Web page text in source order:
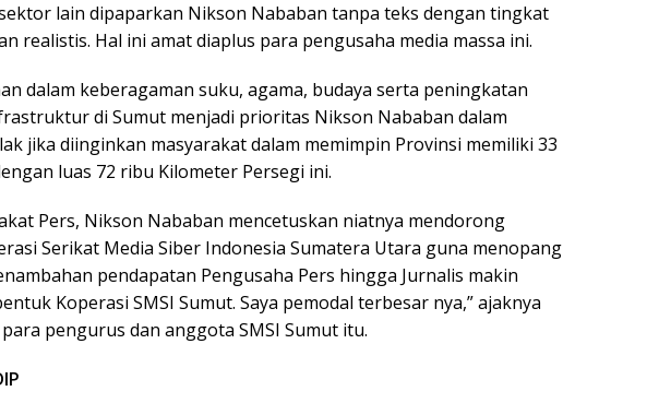
lain dipaparkan Nikson Nababan tanpa teks dengan tingkat
realistis. Hal ini amat diaplus para pengusaha media massa ini.
dalam keberagaman suku, agama, budaya serta peningkatan
di Sumut menjadi prioritas Nikson Nababan dalam
jika diinginkan masyarakat dalam memimpin Provinsi memiliki 33
luas 72 ribu Kilometer Persegi ini.
Pers, Nikson Nababan mencetuskan niatnya mendorong
Serikat Media Siber Indonesia Sumatera Utara guna menopang
pendapatan Pengusaha Pers hingga Jurnalis makin
Koperasi SMSI Sumut. Saya pemodal terbesar nya,” ajaknya
pengurus dan anggota SMSI Sumut itu.